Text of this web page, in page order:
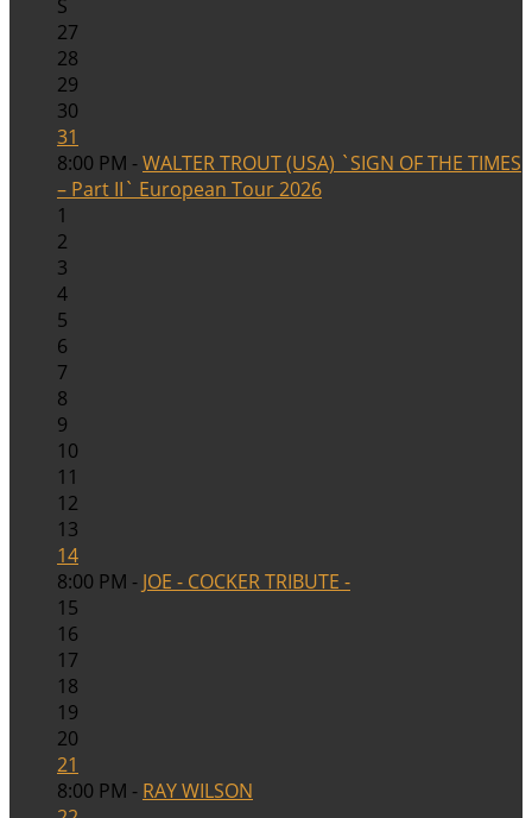
S
27
28
29
30
31
8:00 PM -WALTER TROUT (USA) `SIGN OF THE TIMES
– Part II` European Tour 2026
1
2
3
4
5
6
7
8
9
10
11
12
13
14
8:00 PM - JOE - COCKER TRIBUTE -
15
16
17
18
19
20
21
8:00 PM - RAY WILSON